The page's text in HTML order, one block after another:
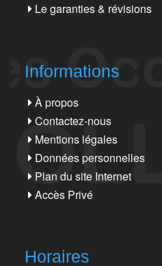
Le garanties & révisions
Informations
À propos
Contactez-nous
Mentions légales
Données personnelles
Plan du site Internet
Accès Privé
Horaires